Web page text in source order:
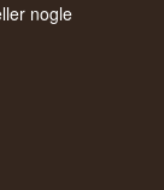
nogle